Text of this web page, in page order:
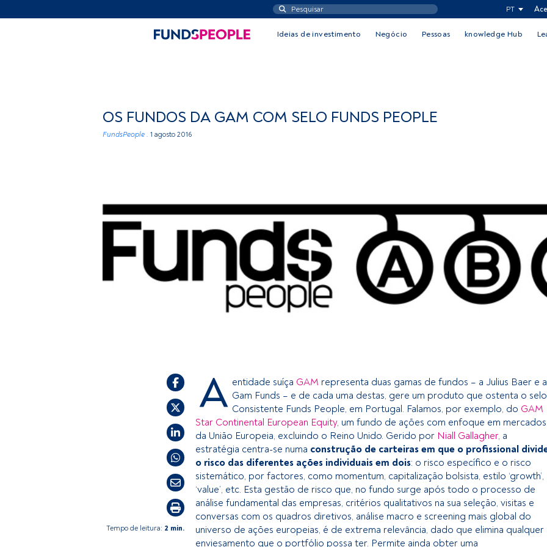
PT
Ideias de investimento Negócio Pessoas knowledge Hub
OS FUNDOS DA GAM COM SELO FUNDS PEOPLE
FundsPeople . 1 agosto 2016
Tempo de leitura: 2 min.
A entidade suíça GAM representa duas gamas de fundos – a Julius Baer e a
Gam Funds – e de cada uma destas, gere um produto que ostenta o selo
Consistente Funds People, em Portugal. Falamos, por exemplo, do GAM
Star Continental European Equity, um fundo de ações com enfoque em mercados
da União Europeia, excluindo o Reino Unido. Gerido por Niall Gallagher, a
estratégia centra-se numa construção de carteiras em que o profissional
o risco das diferentes ações individuais em dois: o risco específico e o risco
sistemático, por factores, como momentum, capitalização bolsista, estilo ‘growth’,
‘value’, etc. Esta gestão de risco que, no fundo surge após todo o processo de
análise fundamental das empresas, critérios qualitativos na sua seleção, visitas e
conversas com os quadros diretivos, análise macro e screening mais global do
universo de ações europeias, é de extrema relevância, dado que elimina qualquer
enviesamento que o portfólio possa ter. Permite ainda obter uma